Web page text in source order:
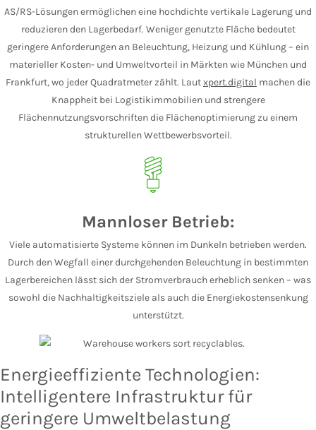
AS/RS-Lösungen ermöglichen eine hochdichte vertikale Lagerung und
reduzieren den Lagerbedarf. Weniger genutzte Fläche bedeutet
geringere Anforderungen an Beleuchtung, Heizung und Kühlung – ein
materieller Kosten- und Umweltvorteil in Märkten wie München und
Frankfurt, wo jeder Quadratmeter zählt. Lautxpert.digital machen die
Knappheit bei Logistikimmobilien und strengere
Flächennutzungsvorschriften die Flächenoptimierung zu einem
strukturellen Wettbewerbsvorteil.
Mannloser Betrieb:
Viele automatisierte Systeme können im Dunkeln betrieben werden.
Durch den Wegfall einer durchgehenden Beleuchtung in bestimmten
Lagerbereichen lässt sich der Stromverbrauch erheblich senken – was
sowohl die Nachhaltigkeitsziele als auch die Energiekostensenkung
unterstützt.
Energieeffiziente Technologien:
Intelligentere Infrastruktur für
geringere Umweltbelastung